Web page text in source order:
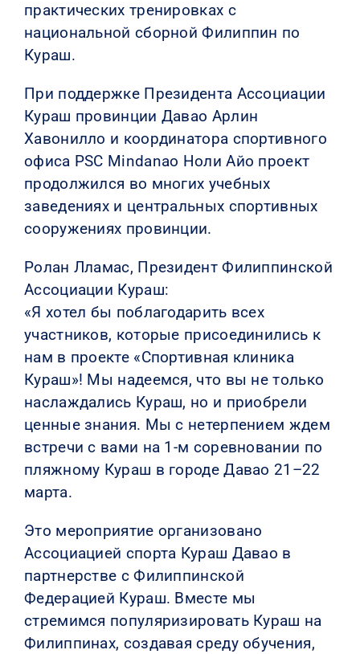
практических тренировках с
национальной сборной Филиппин по
Кураш.
При поддержке Президента Ассоциации
Кураш провинции Давао Арлин
Хавонилло и координатора спортивного
офиса PSC Mindanao Ноли Айо проект
продолжился во многих учебных
заведениях и центральных спортивных
сооружениях провинции.
Ролан Лламас, Президент Филиппинской
Ассоциации Кураш:
«Я хотел бы поблагодарить всех
участников, которые присоединились к
нам в проекте «Спортивная клиника
Кураш»! Мы надеемся, что вы не только
наслаждались Кураш, но и приобрели
ценные знания. Мы с нетерпением ждем
встречи с вами на 1-м соревновании по
пляжному Кураш в городе Давао 21–22
марта.
Это мероприятие организовано
Ассоциацией спорта Кураш Давао в
партнерстве с Филиппинской
Федерацией Кураш. Вместе мы
стремимся популяризировать Кураш на
Филиппинах, создавая среду обучения,